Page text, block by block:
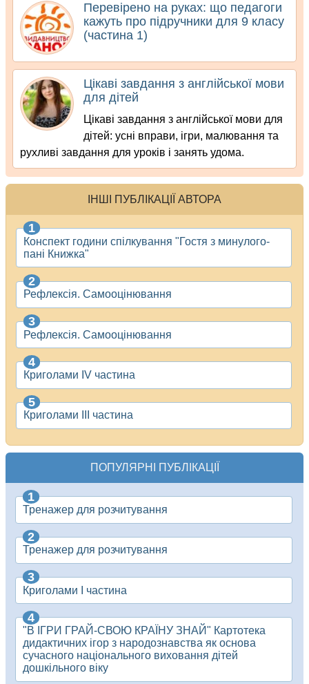
Перевірено на руках: що педагоги
кажуть про підручники для 9 класу
(частина 1)
Цікаві завдання з англійської мови
для дітей
Цікаві завдання з англійської мови для
дітей: усні вправи, ігри, малювання та
рухливі завдання для уроків і занять удома.
ІНШІ ПУБЛІКАЦІЇ АВТОРА
Конспект години спілкування "Гостя з минулого-
пані Книжка"
Рефлексія. Самооцінювання
Рефлексія. Самооцінювання
Криголами IV частина
Криголами III частина
ПОПУЛЯРНІ ПУБЛІКАЦІЇ
Тренажер для розчитування
Тренажер для розчитування
Криголами І частина
"В ІГРИ ГРАЙ-СВОЮ КРАЇНУ ЗНАЙ" Картотека
дидактичних ігор з народознавства як основа
сучасного національного виховання дітей
дошкільного віку